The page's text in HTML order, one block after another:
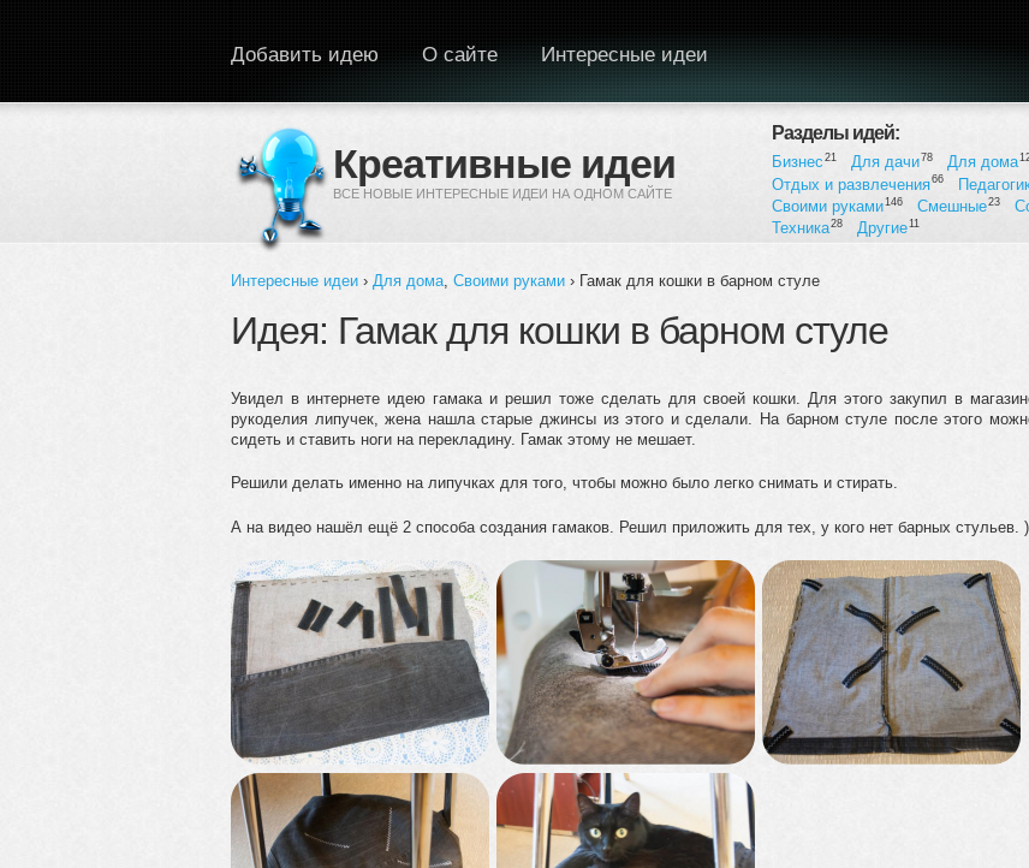
Креативные идеи
ВСЕ НОВЫЕ ИНТЕРЕСНЫЕ ИДЕИ НА ОДНОМ САЙТЕ
Добавить идею О сайте Интересные идеи
Разделы идей:
Бизнес 21 Для дачи78 Для дома
Отдых и развлечения66
Своими руками146 Смешные23
Техника28 Другие 11
Вы здесь
Интересные идеи › Для дома, Своими руками › Гамак для кошки в барном стуле
Идея: Гамак для кошки в барном стуле
Увидел в интернете идею гамака и решил тоже сделать для своей кошки. Для этого закупил в
рукоделия липучек, жена нашла старые джинсы из этого и сделали. На барном стуле после этого
сидеть и ставить ноги на перекладину. Гамак этому не мешает.
Решили делать именно на липучках для того, чтобы можно было легко снимать и стирать.
А на видео нашёл ещё 2 способа создания гамаков. Решил приложить для тех, у кого нет барных стульев. )